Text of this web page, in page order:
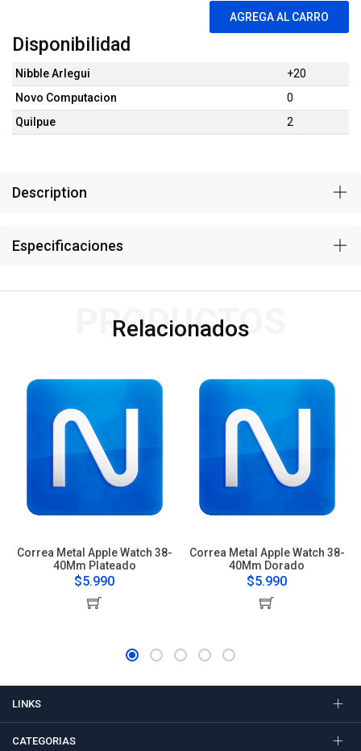
AGREGA AL CARRO
Disponibilidad
Nibble Arlegui
+20
Novo Computacion
0
Quilpue
2
Description
Especificaciones
Relacionados
PRODUCTOS
Correa Metal Apple Watch 38-
40Mm Plateado
$5.990
Correa Metal Apple Watch 38-
40Mm Dorado
$5.990
LINKS
CATEGORIAS